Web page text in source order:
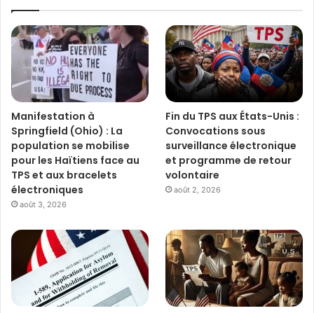
Manifestation à
Springfield (Ohio) : La
population se mobilise
pour les Haïtiens face au
TPS et aux bracelets
électroniques
août 3, 2026
Fin du TPS aux États-Unis :
Convocations sous
surveillance électronique
et programme de retour
volontaire
août 2, 2026